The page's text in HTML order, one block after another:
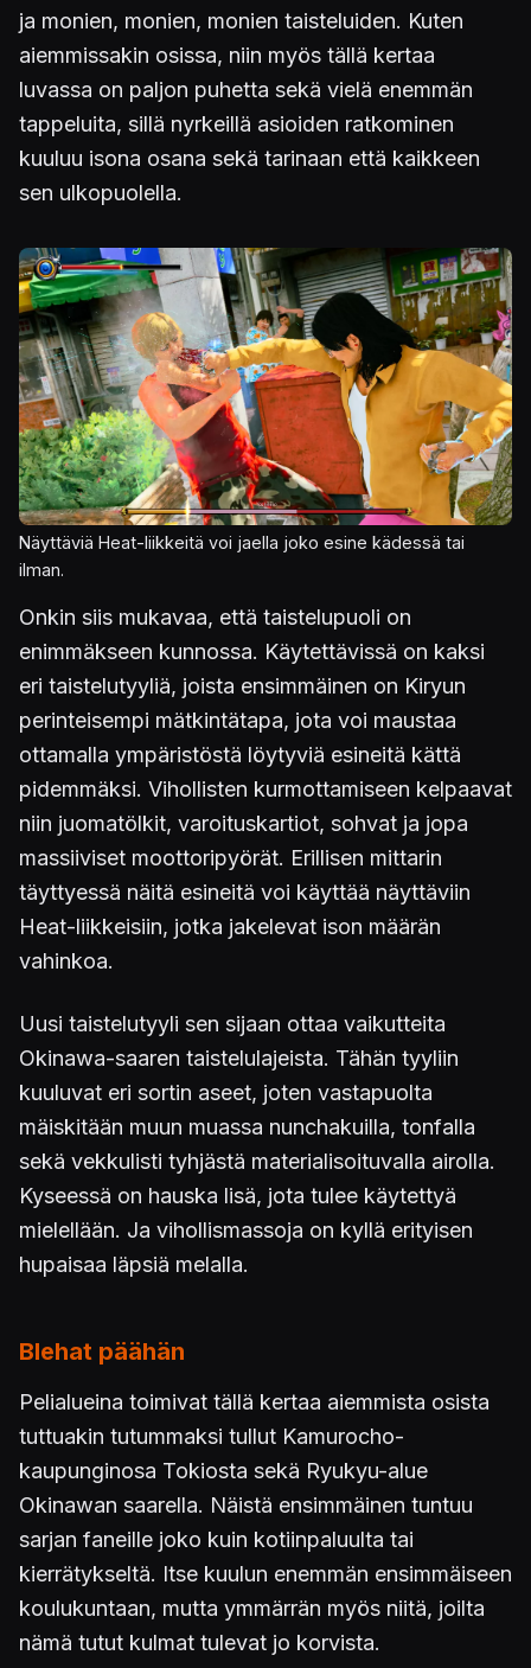
ja monien, monien, monien taisteluiden. Kuten
aiemmissakin osissa, niin myös tällä kertaa
luvassa on paljon puhetta sekä vielä enemmän
tappeluita, sillä nyrkeillä asioiden ratkominen
kuuluu isona osana sekä tarinaan että kaikkeen
sen ulkopuolella.
Kuva
Näyttäviä Heat-liikkeitä voi jaella joko esine kädessä tai
ilman.
Onkin siis mukavaa, että taistelupuoli on
enimmäkseen kunnossa. Käytettävissä on kaksi
eri taistelutyyliä, joista ensimmäinen on Kiryun
perinteisempi mätkintätapa, jota voi maustaa
ottamalla ympäristöstä löytyviä esineitä kättä
pidemmäksi. Vihollisten kurmottamiseen kelpaavat
niin juomatölkit, varoituskartiot, sohvat ja jopa
massiiviset moottoripyörät. Erillisen mittarin
täyttyessä näitä esineitä voi käyttää näyttäviin
Heat-liikkeisiin, jotka jakelevat ison määrän
vahinkoa.
Uusi taistelutyyli sen sijaan ottaa vaikutteita
Okinawa-saaren taistelulajeista. Tähän tyyliin
kuuluvat eri sortin aseet, joten vastapuolta
mäiskitään muun muassa nunchakuilla, tonfalla
sekä vekkulisti tyhjästä materialisoituvalla airolla.
Kyseessä on hauska lisä, jota tulee käytettyä
mielellään. Ja vihollismassoja on kyllä erityisen
hupaisaa läpsiä melalla.
Blehat päähän
Pelialueina toimivat tällä kertaa aiemmista osista
tuttuakin tutummaksi tullut Kamurocho-
kaupunginosa Tokiosta sekä Ryukyu-alue
Okinawan saarella. Näistä ensimmäinen tuntuu
sarjan faneille joko kuin kotiinpaluulta tai
kierrätykseltä. Itse kuulun enemmän ensimmäiseen
koulukuntaan, mutta ymmärrän myös niitä, joilta
nämä tutut kulmat tulevat jo korvista.